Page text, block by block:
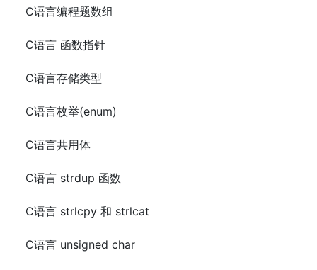
C语言编程题数组
C语言 函数指针
C语言存储类型
C语言枚举(enum)
C语言共用体
C语言 strdup 函数
C语言 strlcpy 和 strlcat
C语言 unsigned char